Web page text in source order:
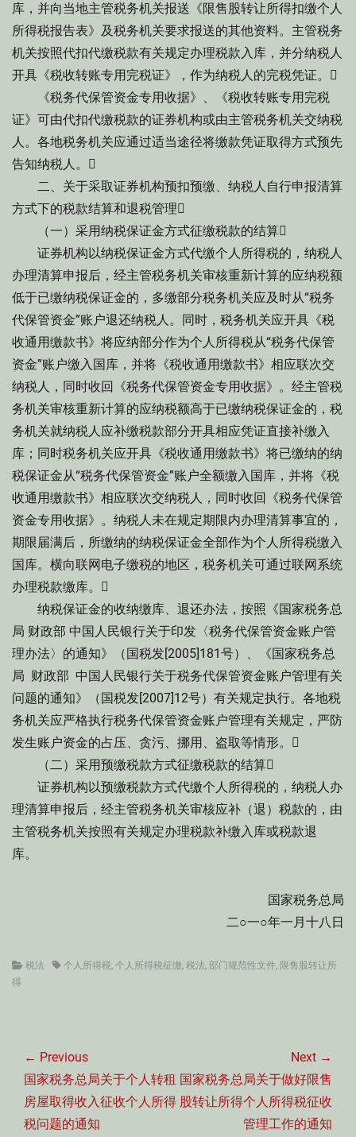
库，并向当地主管税务机关报送《限售股转让所得扣缴个人
所得税报告表》及税务机关要求报送的其他资料。主管税务
机关按照代扣代缴税款有关规定办理税款入库，并分纳税人
开具《税收转账专用完税证》，作为纳税人的完税凭证。
《税务代保管资金专用收据》、《税收转账专用完税
证》可由代扣代缴税款的证券机构或由主管税务机关交纳税
人。各地税务机关应通过适当途径将缴款凭证取得方式预先
告知纳税人。
二、关于采取证券机构预扣预缴、纳税人自行申报清算
方式下的税款结算和退税管理
（一）采用纳税保证金方式征缴税款的结算
证券机构以纳税保证金方式代缴个人所得税的，纳税人
办理清算申报后，经主管税务机关审核重新计算的应纳税额
低于已缴纳税保证金的，多缴部分税务机关应及时从“税务
代保管资金”账户退还纳税人。同时，税务机关应开具《税
收通用缴款书》将应纳部分作为个人所得税从“税务代保管
资金”账户缴入国库，并将《税收通用缴款书》相应联次交
纳税人，同时收回《税务代保管资金专用收据》。经主管税
务机关审核重新计算的应纳税额高于已缴纳税保证金的，税
务机关就纳税人应补缴税款部分开具相应凭证直接补缴入
库；同时税务机关应开具《税收通用缴款书》将已缴纳的纳
税保证金从“税务代保管资金”账户全额缴入国库，并将《税
收通用缴款书》相应联次交纳税人，同时收回《税务代保管
资金专用收据》。纳税人未在规定期限内办理清算事宜的，
期限届满后，所缴纳的纳税保证金全部作为个人所得税缴入
国库。横向联网电子缴税的地区，税务机关可通过联网系统
办理税款缴库。
纳税保证金的收纳缴库、退还办法，按照《国家税务总
局 财政部 中国人民银行关于印发〈税务代保管资金账户管
理办法〉的通知》（国税发[2005]181号）、《国家税务总
局 财政部 中国人民银行关于税务代保管资金账户管理有关
问题的通知》（国税发[2007]12号）有关规定执行。各地税
务机关应严格执行税务代保管资金账户管理有关规定，严防
发生账户资金的占压、贪污、挪用、盗取等情形。
（二）采用预缴税款方式征缴税款的结算
证券机构以预缴税款方式代缴个人所得税的，纳税人办
理清算申报后，经主管税务机关审核应补（退）税款的，由
主管税务机关按照有关规定办理税款补缴入库或税款退
库。
国家税务总局
二○一○年一月十八日
Categories
税法 Tags个人所得税, 个人所得税征缴, 税法, 部门规范性文件, 限售股转让所
得
章
导
航
← Previous
Previous
post:
国家税务总局关于个人转租
房屋取得收入征收个人所得
税问题的通知
Next →
Next
post:
国家税务总局关于做好限售
股转让所得个人所得税征收
管理工作的通知